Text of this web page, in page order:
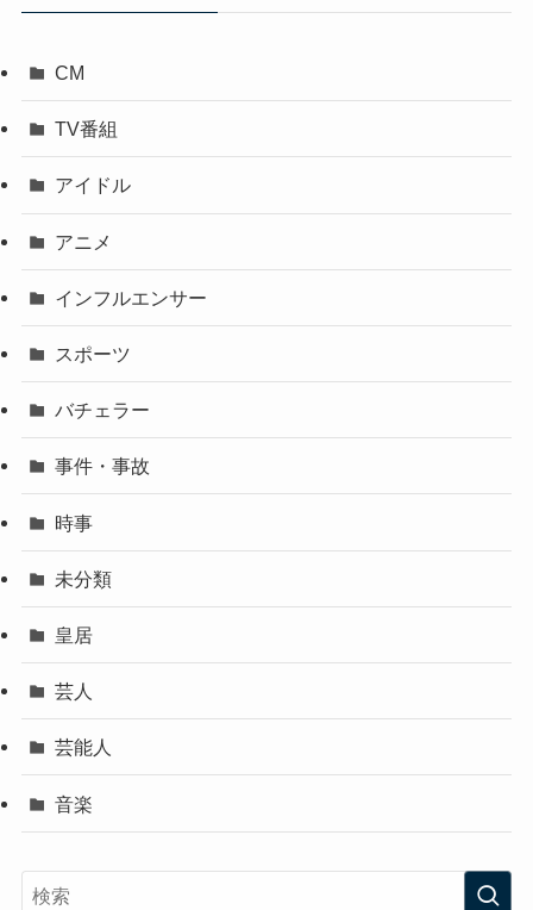
CM
TV番組
アイドル
アニメ
インフルエンサー
スポーツ
バチェラー
事件・事故
時事
未分類
皇居
芸人
芸能人
音楽